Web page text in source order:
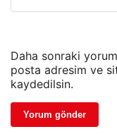
Daha sonraki
posta adresim ve
kaydedilsin.